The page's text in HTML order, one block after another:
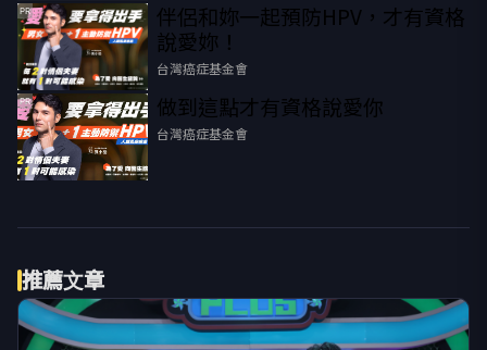
PR
伴侶和妳一起預防HPV，才有資格
說愛妳！
台灣癌症基金會
PR 做到這點才有資格說愛你
台灣癌症基金會
推薦文章